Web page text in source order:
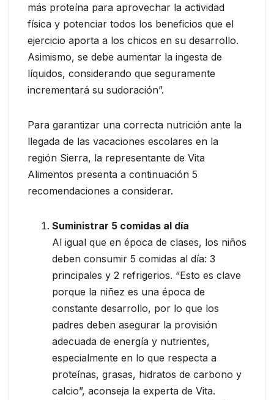
más proteína para aprovechar la actividad
física y potenciar todos los beneficios que el
ejercicio aporta a los chicos en su desarrollo.
Asimismo, se debe aumentar la ingesta de
líquidos, considerando que seguramente
incrementará su sudoración”.
Para garantizar una correcta nutrición ante la
llegada de las vacaciones escolares en la
región Sierra, la representante de Vita
Alimentos presenta a continuación 5
recomendaciones a considerar.
Suministrar 5 comidas al día
Al igual que en época de clases, los niños
deben consumir 5 comidas al día: 3
principales y 2 refrigerios. “Esto es clave
porque la niñez es una época de
constante desarrollo, por lo que los
padres deben asegurar la provisión
adecuada de energía y nutrientes,
especialmente en lo que respecta a
proteínas, grasas, hidratos de carbono y
calcio”, aconseja la experta de Vita.